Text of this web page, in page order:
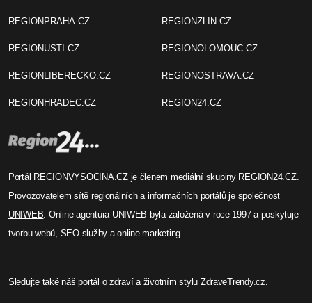
REGIONPRAHA.CZ
REGIONUSTI.CZ
REGIONLIBERECKO.CZ
REGIONHRADEC.CZ
REGIONZLIN.CZ
REGIONOLOMOUC.CZ
REGIONOSTRAVA.CZ
REGION24.CZ
Portál REGIONVYSOCINA.CZ je členem mediální skupiny REGION24.CZ.
Provozovatelem sítě regionálních a informačních portálů je společnost
UNIWEB . Online agentura UNIWEB byla založená v roce 1997 a poskytuje
tvorbu webů, SEO služby a online marketing.
Sledujte také nášportál o zdravía životním stylu ZdraveTrendy.cz